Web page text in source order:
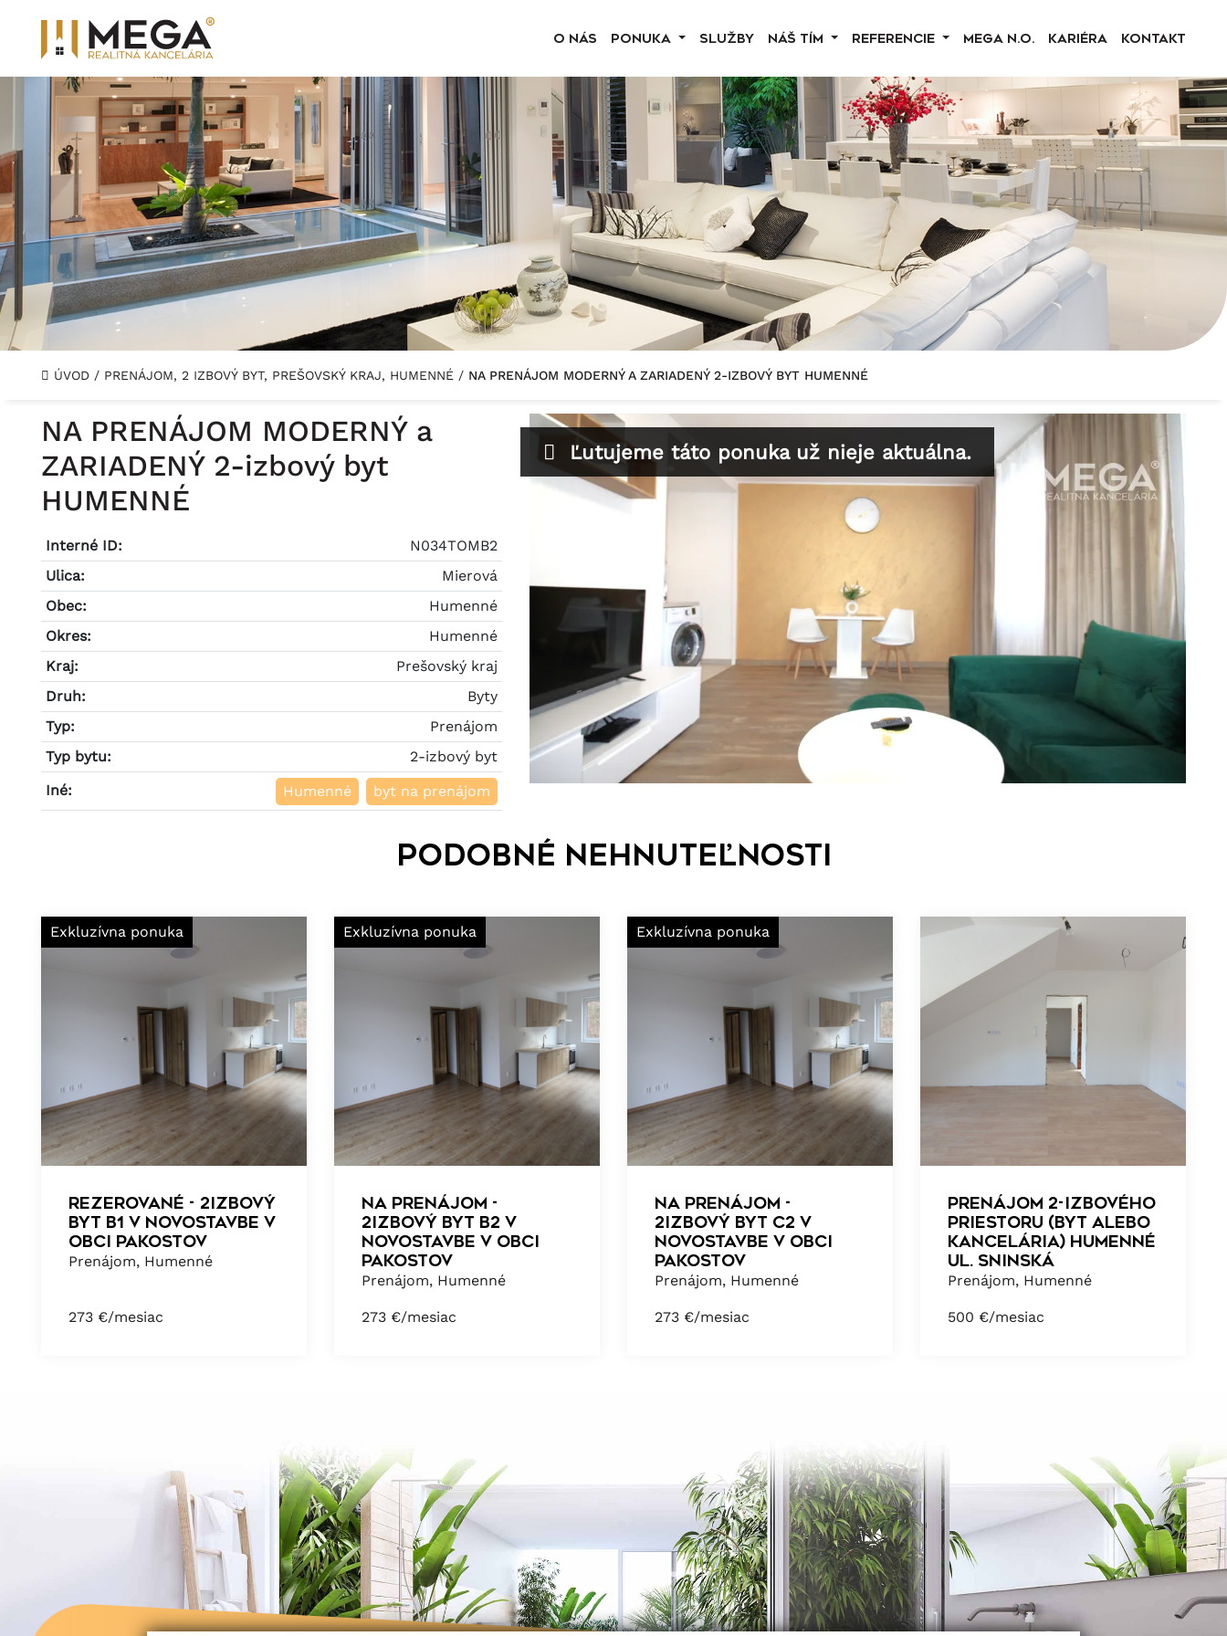
O NÁS PONUKA SLUŽBY NÁŠ TÍM REFERENCIE MEGA N.O. KARIÉRA KONTAKT
ÚVOD / PRENÁJOM, 2 IZBOVÝ BYT, PREŠOVSKÝ KRAJ, HUMENNÉ / NA PRENÁJOM MODERNÝ A ZARIADENÝ 2-IZBOVÝ BYT HUMENNÉ
NA PRENÁJOM MODERNÝ a
ZARIADENÝ 2-izbový byt
HUMENNÉ
Interné ID:
N034TOMB2
Ulica:
Mierová
Obec:
Humenné
Okres:
Humenné
Kraj:
Prešovský kraj
Druh:
Byty
Typ:
Prenájom
Typ bytu:
2-izbový byt
Iné:
Humenné byt na prenájom
Ľutujeme táto ponuka už nieje aktuálna.
Podobné nehnuteľnosti
Exkluzívna ponuka
REZEROVANÉ - 2izbový
byt B1 v novostavbe v
obci Pakostov
Prenájom, Humenné
273 €/mesiac
Exkluzívna ponuka
NA PRENÁJOM -
2izbový byt B2 v
novostavbe v obci
Pakostov
Prenájom, Humenné
273 €/mesiac
Exkluzívna ponuka
NA PRENÁJOM -
2izbový byt C2 v
novostavbe v obci
Pakostov
Prenájom, Humenné
273 €/mesiac
PRENÁJOM 2-izbového
priestoru (byt alebo
kancelária) HUMENNÉ
ul. Sninská
Prenájom, Humenné
500 €/mesiac